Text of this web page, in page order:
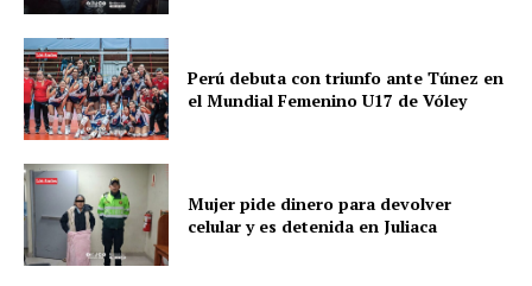
Perú debuta con triunfo ante Túnez en
el Mundial Femenino U17 de Vóley
Mujer pide dinero para devolver
celular y es detenida en Juliaca